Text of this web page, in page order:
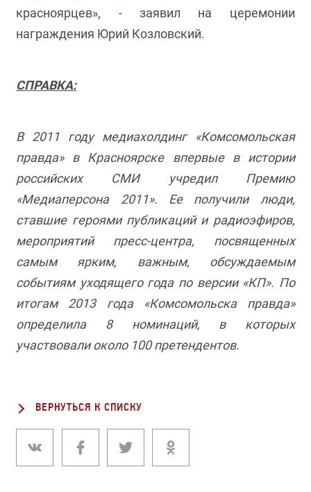
красноярцев», - заявил на церемонии
награждения Юрий Козловский.
СПРАВКА:
В 2011 году медиахолдинг «Комсомольская
правда» в Красноярске впервые в истории
российских СМИ учредил Премию
«Медиаперсона 2011». Ее получили люди,
ставшие героями публикаций и радиоэфиров,
мероприятий пресс-центра, посвященных
самым ярким, важным, обсуждаемым
событиям уходящего года по версии «КП». По
итогам 2013 года «Комсомольска правда»
определила 8 номинаций, в которых
участвовали около 100 претендентов.
ВЕРНУТЬСЯ К СПИСКУ